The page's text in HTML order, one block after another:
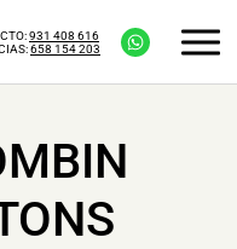
931 408 616
658 154 203